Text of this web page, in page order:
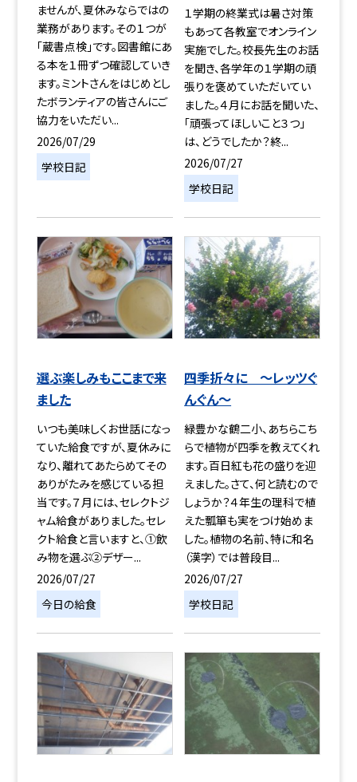
ませんが、夏休みならではの
業務があります。その１つが
「蔵書点検」です。図書館にあ
る本を１冊ずつ確認していき
ます。ミントさんをはじめとし
たボランティアの皆さんにご
協力をいただい...
2026/07/29
学校日記
１学期の終業式は暑さ対策
もあって各教室でオンライン
実施でした。校長先生のお話
を聞き、各学年の１学期の頑
張りを褒めていただいてい
ました。４月にお話を聞いた、
「頑張ってほしいこと３つ」
は、どうでしたか？終...
2026/07/27
学校日記
選ぶ楽しみもここまで来
ました
いつも美味しくお世話になっ
ていた給食ですが、夏休みに
なり、離れてあたらめてその
ありがたみを感じている担
当です。７月には、セレクトジ
ャム給食がありました。セレ
クト給食と言いますと、①飲
み物を選ぶ②デザー...
2026/07/27
今日の給食
四季折々に ～レッツぐ
んぐん～
緑豊かな鶴二小、あちらこち
らで植物が四季を教えてくれ
ます。百日紅も花の盛りを迎
えました。さて、何と読むので
しょうか？４年生の理科で植
えた瓢箪も実をつけ始めま
した。植物の名前、特に和名
（漢字）では普段目...
2026/07/27
学校日記